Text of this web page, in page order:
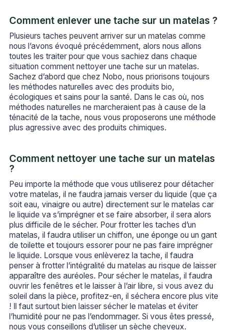
Comment enlever une tache sur un matelas ?
Plusieurs taches peuvent arriver sur un matelas comme
nous l’avons évoqué précédemment, alors nous allons
toutes les traiter pour que vous sachiez dans chaque
situation comment nettoyer une tache sur un matelas.
Sachez d’abord que chez Nobo, nous priorisons toujours
les méthodes naturelles avec des produits bio,
écologiques et sains pour la santé. Dans le cas où, nos
méthodes naturelles ne marcheraient pas à cause de la
ténacité de la tache, nous vous proposerons une méthode
plus agressive avec des produits chimiques.
Comment nettoyer une tache sur un matelas
?
Peu importe la méthode que vous utiliserez pour détacher
votre matelas, il ne faudra jamais verser du liquide (que ça
soit eau, vinaigre ou autre) directement sur le matelas car
le liquide va s’imprégner et se faire absorber, il sera alors
plus difficile de le sécher. Pour frotter les taches d’un
matelas, il faudra utiliser un chiffon, une éponge ou un gant
de toilette et toujours essorer pour ne pas faire imprégner
le liquide. Lorsque vous enlèverez la tache, il faudra
penser à frotter l’intégralité du matelas au risque de laisser
apparaître des auréoles. Pour sécher le matelas, il faudra
ouvrir les fenêtres et le laisser à l’air libre, si vous avez du
soleil dans la pièce, profitez-en, il séchera encore plus vite
! Il faut surtout bien laisser sécher le matelas et éviter
l’humidité pour ne pas l’endommager. Si vous êtes pressé,
nous vous conseillons d’utiliser un sèche cheveux.